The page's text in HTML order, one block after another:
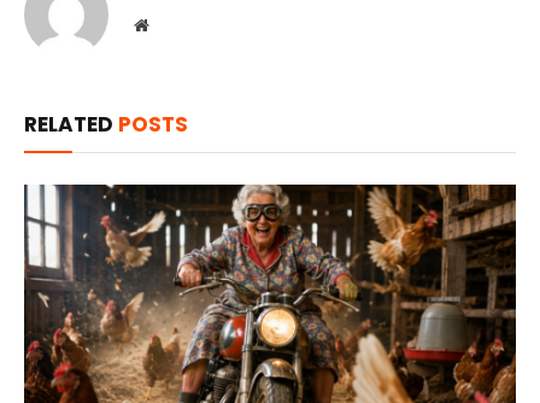
Website
RELATED POSTS